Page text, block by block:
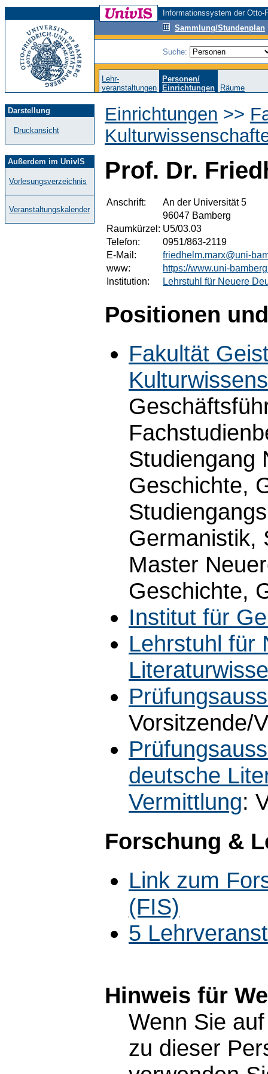
Informationssystem der
Sammlung/Stundenplan
Suche:
Lehr-
veranstaltungen
Personen/
Einrichtungen
Räume
Darstellung
Druckansicht
Außerdem im UnivIS
Vorlesungsverzeichnis
Veranstaltungskalender
Einrichtungen >>
Prof. Dr.
Anschrift:
An der Universität 5
96047 Bamberg
Raumkürzel: U5/03.03
Telefon:
0951/863-2119
E-Mail:
friedhelm.marx@uni-
www:
https://www.uni-
Institution:
Lehrstuhl für Neuere
Positionen
Fakultät
Studiengang
Geschichte,
Germanistik,
Master
Geschichte,
Institut für
Lehrstuhl für
Vorsitzende/
deutsche
Vermittlung:
Forschung &
Link zum
(FIS)
5
Hinweis für
Wenn Sie
zu dieser